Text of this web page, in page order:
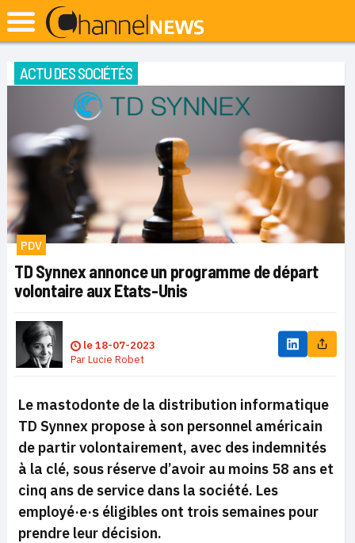
ACTU DES SOCIÉTÉS
PDV
TD Synnex annonce un programme de départ
volontaire aux Etats-Unis
le18-07-2023
ParLucie Robet
Le mastodonte de la distribution informatique
TD Synnex propose à son personnel américain
de partir volontairement, avec des indemnités
à la clé, sous réserve d’avoir au moins 58 ans et
cinq ans de service dans la société. Les
employé·e·s éligibles ont trois semaines pour
prendre leur décision.